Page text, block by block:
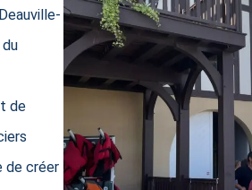
de
de créer